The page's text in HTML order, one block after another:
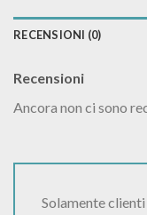
RECENSIONI (0)
Recensioni
Ancora non ci sono
Solamente